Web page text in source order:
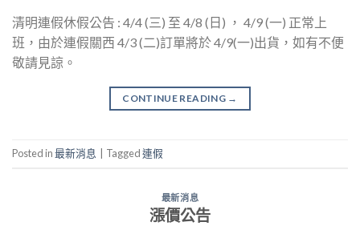
清明連假休假公告 : 4/4 (三) 至 4/8 (日) ， 4/9 (一) 正常上
班，由於連假關西 4/3 (二)訂單將於 4/9(一)出貨，如有不便
敬請見諒。
CONTINUE READING →
Posted in最新消息 Tagged連假
最新消息
漲價公告